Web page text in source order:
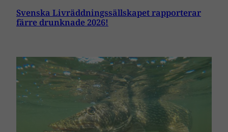
Svenska Livräddningssällskapet rapporterar
färre drunknade 2026!